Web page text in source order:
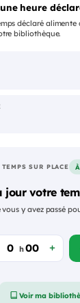
heure
déclaré
bibliothèque.
TEMPS SUR PLACE
jour votre
y avez passé
h
Voir ma